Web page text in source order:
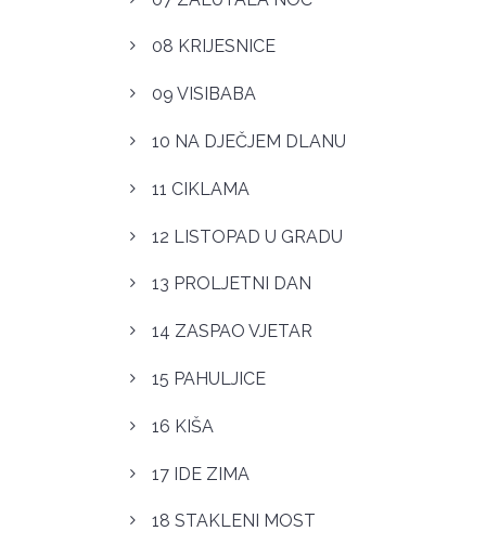
08 KRIJESNICE
09 VISIBABA
10 NA DJEČJEM DLANU
11 CIKLAMA
12 LISTOPAD U GRADU
13 PROLJETNI DAN
14 ZASPAO VJETAR
15 PAHULJICE
16 KIŠA
17 IDE ZIMA
18 STAKLENI MOST